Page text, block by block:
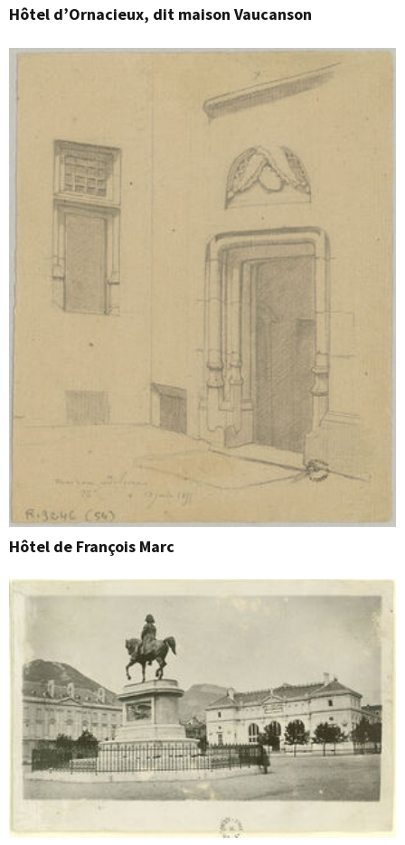
Hôtel d’Ornacieux, dit maison Vaucanson
Hôtel de François Marc